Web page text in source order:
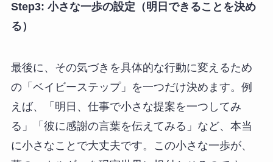
Step3: 小さな一歩の設定（明日できることを決め
る）
最後に、その気づきを具体的な行動に変えるため
の「ベイビーステップ」を一つだけ決めます。例
えば、「明日、仕事で小さな提案を一つしてみ
る」「彼に感謝の言葉を伝えてみる」など、本当
に小さなことで大丈夫です。この小さな一歩が、